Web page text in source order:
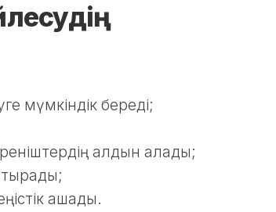
мүмкіндік береді;
алдын алады;
ашады.